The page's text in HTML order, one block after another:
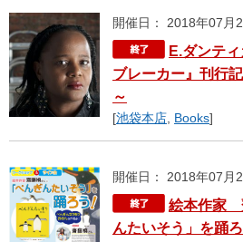
開催日： 2018年07月
E.ダンテ
ブレーカー』刊行
～
[池袋本店 Books]
開催日： 2018年07月
絵本作家
んたいそう」を踊